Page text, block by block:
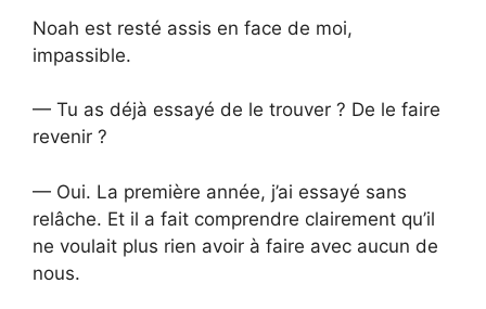
Noah est resté assis en face de moi,
impassible.
— Tu as déjà essayé de le trouver ? De le faire
revenir ?
— Oui. La première année, j’ai essayé sans
relâche. Et il a fait comprendre clairement qu’il
ne voulait plus rien avoir à faire avec aucun de
nous.